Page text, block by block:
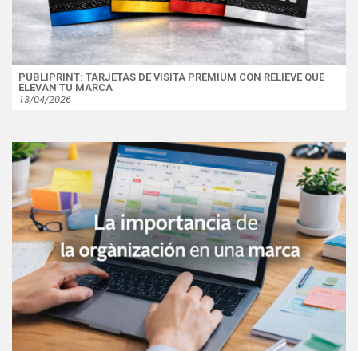
PUBLIPRINT: TARJETAS DE VISITA PREMIUM CON RELIEVE QUE
ELEVAN TU MARCA
13/04/2026